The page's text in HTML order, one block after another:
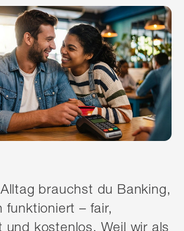
brauchst du Banking,
funktioniert – fair,
und kostenlos. Weil wir als